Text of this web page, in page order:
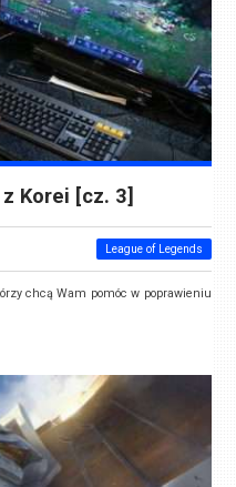
Korei [cz. 3]
League of Legends
chcą Wam pomóc w poprawieniu